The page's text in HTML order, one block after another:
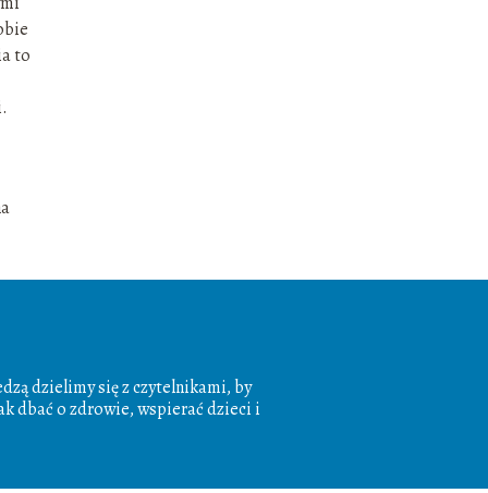
to
dzielimy się z czytelnikami, by
dbać o zdrowie, wspierać dzieci i